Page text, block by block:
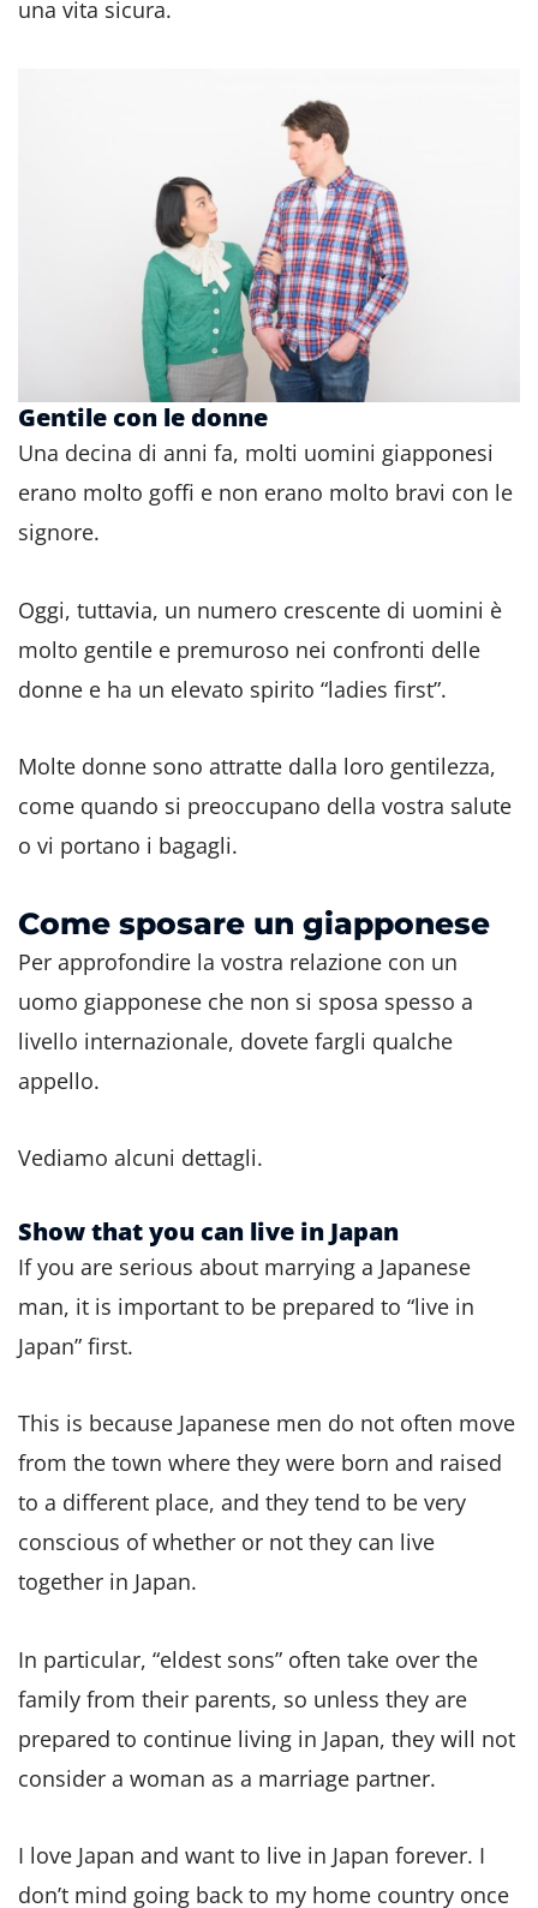
una vita sicura.
Gentile con le donne
Una decina di anni fa, molti uomini giapponesi
erano molto goffi e non erano molto bravi con le
signore.
Oggi, tuttavia, un numero crescente di uomini è
molto gentile e premuroso nei confronti delle
donne e ha un elevato spirito “ladies first”.
Molte donne sono attratte dalla loro gentilezza,
come quando si preoccupano della vostra salute
o vi portano i bagagli.
Come sposare un giapponese
Per approfondire la vostra relazione con un
uomo giapponese che non si sposa spesso a
livello internazionale, dovete fargli qualche
appello.
Vediamo alcuni dettagli.
Show that you can live in Japan
If you are serious about marrying a Japanese
man, it is important to be prepared to “live in
Japan” first.
This is because Japanese men do not often move
from the town where they were born and raised
to a different place, and they tend to be very
conscious of whether or not they can live
together in Japan.
In particular, “eldest sons” often take over the
family from their parents, so unless they are
prepared to continue living in Japan, they will not
consider a woman as a marriage partner.
I love Japan and want to live in Japan forever. I
don’t mind going back to my home country once